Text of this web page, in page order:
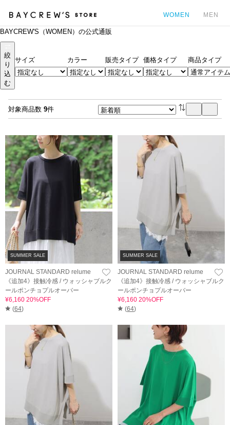
WOMEN MEN
BAYCREW'S（WOMEN）の公式通販
絞
り
込
む
サイズ カラー 販売タイプ 価格タイプ 商品タイプ
対象商品数 9件
SUMMER SALE
JOURNAL STANDARD relume
《追加4》接触冷感 / ウォッシャブルク
ールポンチョプルオーバー
¥6,160 20%OFF
(64)
SUMMER SALE
JOURNAL STANDARD relume
《追加4》接触冷感 / ウォッシャブルク
ールポンチョプルオーバー
¥6,160 20%OFF
(64)